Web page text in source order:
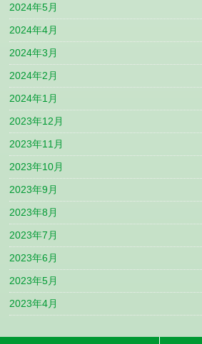
2024年5月
2024年4月
2024年3月
2024年2月
2024年1月
2023年12月
2023年11月
2023年10月
2023年9月
2023年8月
2023年7月
2023年6月
2023年5月
2023年4月